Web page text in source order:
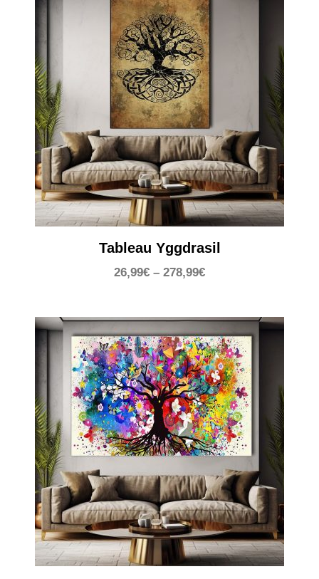
Tableau Yggdrasil
26,99€ – 278,99€